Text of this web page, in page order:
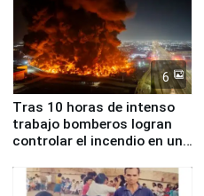
6
Tras 10 horas de intenso
trabajo bomberos logran
controlar el incendio en una
de Chile